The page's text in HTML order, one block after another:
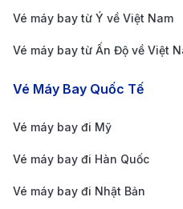
gian di chuyển từ sân
Trang khoảng 30-40
giao thông. Du khách
Xe Buýt: Đây là lựa
khách không vội vàng.
Vé máy bay từ Ý về Việt Nam
Vé máy bay từ Ấn Độ về Việt
Vé Máy Bay Quốc Tế
Vé máy bay đi Mỹ
Vé máy bay đi Hàn Quốc
Vé máy bay đi Nhật Bản